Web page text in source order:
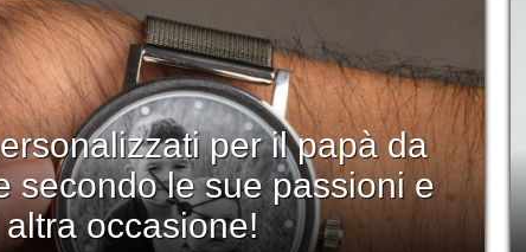
per il papà da
secondo le sue passioni e
occasione!